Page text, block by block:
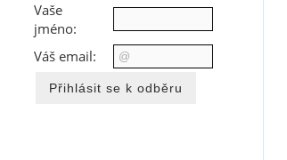
Vaše
jméno:
Váš email: